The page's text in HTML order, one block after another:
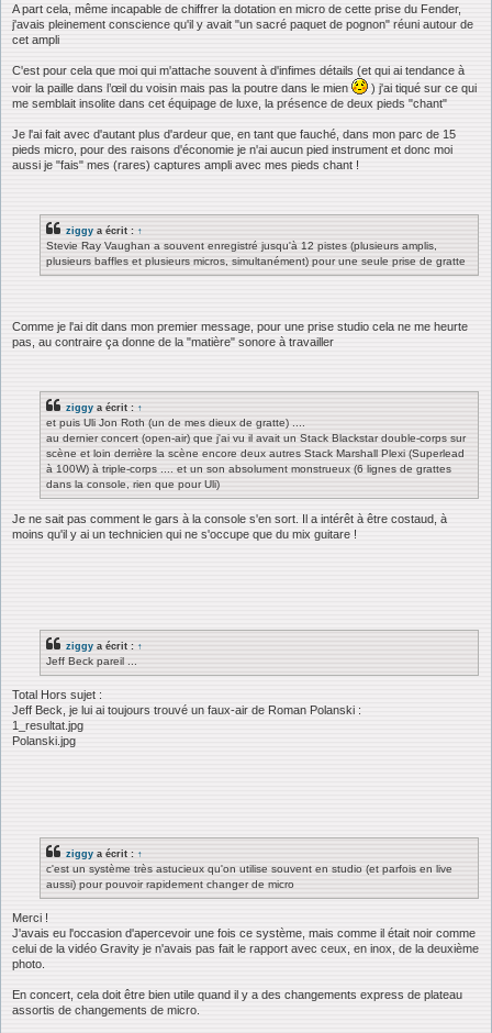
A part cela, même incapable de chiffrer la dotation en micro de cette prise du Fender,
j'avais pleinement conscience qu'il y avait "un sacré paquet de pognon" réuni autour de
cet ampli
C'est pour cela que moi qui m'attache souvent à d'infimes détails (et qui ai tendance à
voir la paille dans l’œil du voisin mais pas la poutre dans le mien
) j'ai tiqué sur ce qui
me semblait insolite dans cet équipage de luxe, la présence de deux pieds "chant"
Je l'ai fait avec d'autant plus d'ardeur que, en tant que fauché, dans mon parc de 15
pieds micro, pour des raisons d'économie je n'ai aucun pied instrument et donc moi
aussi je "fais" mes (rares) captures ampli avec mes pieds chant !
ziggy a écrit : ↑
Stevie Ray Vaughan a souvent enregistré jusqu'à 12 pistes (plusieurs amplis,
plusieurs baffles et plusieurs micros, simultanément) pour une seule prise de gratte
Comme je l'ai dit dans mon premier message, pour une prise studio cela ne me heurte
pas, au contraire ça donne de la "matière" sonore à travailler
ziggy a écrit : ↑
et puis Uli Jon Roth (un de mes dieux de gratte) ....
au dernier concert (open-air) que j'ai vu il avait un Stack Blackstar double-corps sur
scène et loin derrière la scène encore deux autres Stack Marshall Plexi (Superlead
à 100W) à triple-corps .... et un son absolument monstrueux (6 lignes de grattes
dans la console, rien que pour Uli)
Je ne sait pas comment le gars à la console s'en sort. Il a intérêt à être costaud, à
moins qu'il y ai un technicien qui ne s'occupe que du mix guitare !
ziggy a écrit : ↑
Jeff Beck pareil ...
Total Hors sujet :
Jeff Beck, je lui ai toujours trouvé un faux-air de Roman Polanski :
1_resultat.jpg
Polanski.jpg
ziggy a écrit : ↑
c'est un système très astucieux qu'on utilise souvent en studio (et parfois en live
aussi) pour pouvoir rapidement changer de micro
Merci !
J'avais eu l'occasion d'apercevoir une fois ce système, mais comme il était noir comme
celui de la vidéo Gravity je n'avais pas fait le rapport avec ceux, en inox, de la deuxième
photo.
En concert, cela doit être bien utile quand il y a des changements express de plateau
assortis de changements de micro.